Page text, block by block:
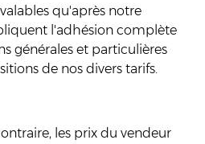
qu'après notre
l'adhésion complète
générales et particulières
de nos divers tarifs.
les prix du vendeur